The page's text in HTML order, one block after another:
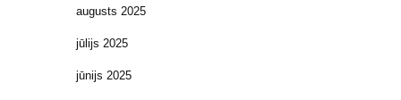
augusts 2025
jūlijs 2025
jūnijs 2025